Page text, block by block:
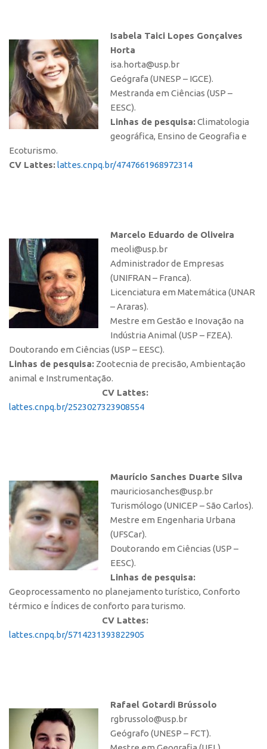
Isabela Taici Lopes Gonçalves
Horta
isa.horta@usp.br
Geógrafa (UNESP – IGCE).
Mestranda em Ciências (USP –
EESC).
Linhas de pesquisa:Climatologia
geográfica, Ensino de Geografia e
Ecoturismo.
CV Lattes:lattes.cnpq.br/4747661968972314
Marcelo Eduardo de Oliveira
meoli@usp.br
Administrador de Empresas
(UNIFRAN – Franca).
Licenciatura em Matemática (UNAR
– Araras).
Mestre em Gestão e Inovação na
Indústria Animal (USP – FZEA).
Doutorando em Ciências (USP – EESC).
Linhas de pesquisa: Zootecnia de precisão, Ambientação
animal e Instrumentação.
CV Lattes:
lattes.cnpq.br/2523027323908554
Maurício Sanches Duarte Silva
mauriciosanches@usp.br
Turismólogo (UNICEP – São Carlos).
Mestre em Engenharia Urbana
(UFSCar).
Doutorando em Ciências (USP –
EESC).
Linhas de pesquisa:
Geoprocessamento no planejamento turístico, Conforto
térmico e Índices de conforto para turismo.
CV Lattes:
lattes.cnpq.br/5714231393822905
Rafael Gotardi Brússolo
rgbrussolo@usp.br
Geógrafo (UNESP – FCT).